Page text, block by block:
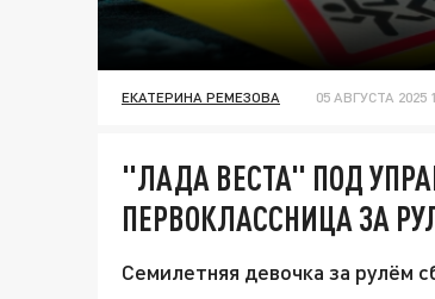
ЕКАТЕРИНА РЕМЕЗОВА 05 АВГУСТА 2025
"ЛАДА ВЕСТА" ПОД
ПЕРВОКЛАССНИЦА ЗА
Семилетняя девочка за рулём